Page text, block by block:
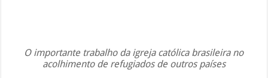
O importante trabalho da igreja católica brasileira no
acolhimento de refugiados de outros países